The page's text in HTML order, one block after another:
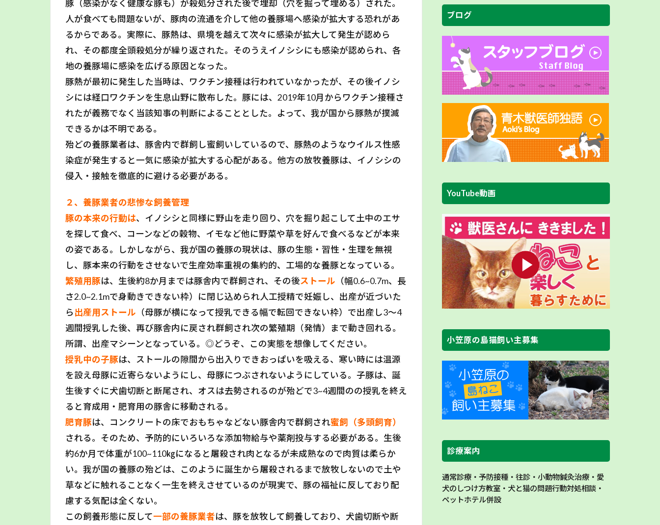
豚（感染がなく健康な豚も）が殺処分された後で埋却（穴を掘って埋める）された。
人が食べても問題ないが、豚肉の流通を介して他の養豚場へ感染が拡大する恐れがあ
るからである。実際に、豚熱は、県境を越えて次々に感染が拡大して発生が認めら
れ、その都度全頭殺処分が繰り返された。そのうえイノシシにも感染が認められ、各
地の養豚場に感染を広げる原因となった。
豚熱が最初に発生した当時は、ワクチン接種は行われていなかったが、その後イノシ
シには経口ワクチンを生息山野に散布した。豚には、2019年10月からワクチン接種さ
れたが義務でなく当該知事の判断によることとした。よって、我が国から豚熱が撲滅
できるかは不明である。
殆どの養豚業者は、豚舎内で群飼し蜜飼いしているので、豚熱のようなウイルス性感
染症が発生すると一気に感染が拡大する心配がある。他方の放牧養豚は、イノシシの
侵入・接触を徹底的に避ける必要がある。
２、養豚業者の悲惨な飼養管理
豚の本来の行動は、イノシシと同様に野山を走り回り、穴を掘り起こして土中のエサ
を探して食べ、コーンなどの穀物、イモなど他に野菜や草を好んで食べるなどが本来
の姿である。しかしながら、我が国の養豚の現状は、豚の生態・習性・生理を無視
し、豚本来の行動をさせないで生産効率重視の集約的、工場的な養豚となっている。
繁殖用豚は、生後約8か月までは豚舎内で群飼され、その後ストール （幅0.6~0.7m、長
さ2.0~2.1mで身動きできない枠）に閉じ込められ人工授精で妊娠し、出産が近づいた
ら 出産用ストール （母豚が横になって授乳できる幅で転回できない枠）で出産し3～4
週間授乳した後、再び豚舎内に戻され群飼され次の繁殖期（発情）まで動き回れる。
所謂、出産マシーンとなっている。◎どうぞ、この実態を想像してください。
授乳中の子豚は、ストールの隙間から出入りできおっぱいを吸える、寒い時には温源
を設え母豚に近寄らないようにし、母豚につぶされないようにしている。子豚は、誕
生後すぐに犬歯切断と断尾され、オスは去勢されるのが殆どで3~4週間のの授乳を終え
ると育成用・肥育用の豚舎に移動される。
肥育豚は、コンクリートの床でおもちゃなどない豚舎内で群飼され蜜飼（多頭飼育）
される。そのため、予防的にいろいろな添加物給与や薬剤投与する必要がある。生後
約6か月で体重が100~110㎏になると屠殺され肉となるが未成熟なので肉質は柔らか
い。我が国の養豚の殆どは、このように誕生から屠殺されるまで放牧しないので土や
草などに触れることなく一生を終えさせているのが現実で、豚の福祉に反しており配
慮する気配は全くない。
この飼養形態に反して一部の養豚業者は、豚を放牧して飼養しており、犬歯切断や断
ブログ
YouTube動画
小笠原の島猫飼い主募集
診療案内
通常診療・予防接種・往診・小動物鍼灸治療・愛
犬のしつけ方教室・犬と猫の問題行動対処相談・
ペットホテル併設